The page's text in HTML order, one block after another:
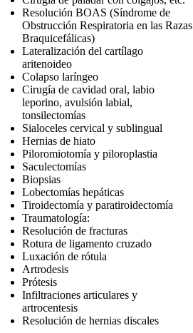
Resolución BOAS (Síndrome de
Obstrucción Respiratoria en las Razas
Braquicefálicas)
Lateralización del cartílago
aritenoideo
Colapso laríngeo
Cirugía de cavidad oral, labio
leporino, avulsión labial,
tonsilectomías
Sialoceles cervical y sublingual
Hernias de hiato
Piloromiotomía y piloroplastia
Saculectomías
Biopsias
Lobectomías hepáticas
Tiroidectomía y paratiroidectomía
Traumatología:
Resolución de fracturas
Rotura de ligamento cruzado
Luxación de rótula
Artrodesis
Prótesis
Infiltraciones articulares y
artrocentesis
Resolución de hernias discales